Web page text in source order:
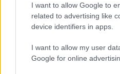
I want to allow Google to
related to advertising like
device identifiers in apps.
I want to allow my user
Google for online
fatto discutere
Marco Tessari · 3 Ago 2026